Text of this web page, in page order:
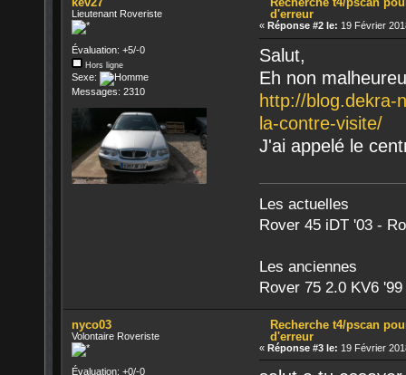
Lieutenant Roveriste
Évaluation: +5/-0
Hors ligne
Sexe:
Messages: 2310
d'erreur
« Réponse #2 le: 19 Février
Salut,
Eh non
http://blog.dekra-
la-contre-visite/
J'ai appelé le
Les actuelles
Rover 45 iDT '03 -
Les anciennes
Rover 75 2.0 KV6
nyco03
Volontaire Roveriste
Évaluation: +0/-0
Recherche t4/pscan
d'erreur
« Réponse #3 le: 19 Février